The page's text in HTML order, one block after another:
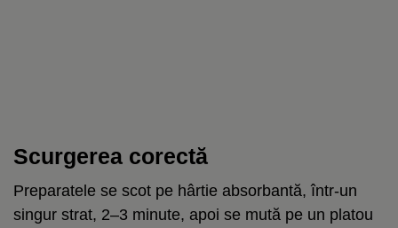
Scurgerea corectă
Preparatele se scot pe hârtie absorbantă, într-un
singur strat, 2–3 minute, apoi se mută pe un platou